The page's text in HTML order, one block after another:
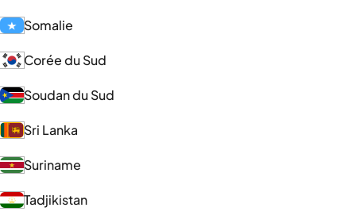
Somalie
Corée du Sud
Soudan du Sud
Sri Lanka
Suriname
Tadjikistan